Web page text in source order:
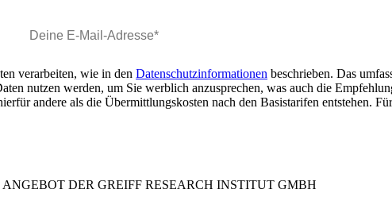
verarbeiten, wie in den Datenschutzinformationen beschrieben. Das
nutzen werden, um Sie werblich anzusprechen, was auch die
andere als die Übermittlungskosten nach den Basistarifen entstehen.
DER GREIFF RESEARCH INSTITUT GMBH